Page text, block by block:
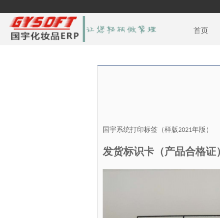
首页
国宇系统打印标签（样版2021年版）
发货标识卡（产品合格证